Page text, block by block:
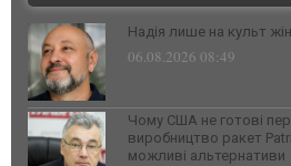
Надія лише на культ
06.08.2026 08:49
Чому США не готові
виробництво ракет
можливі альтернативи